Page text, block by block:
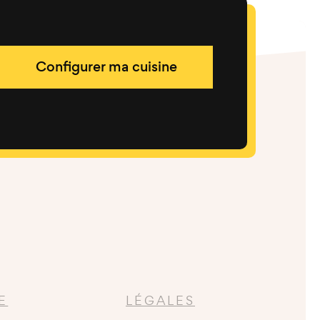
Configurer ma cuisine
LÉGALES